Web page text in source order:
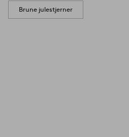
Brune julestjerner